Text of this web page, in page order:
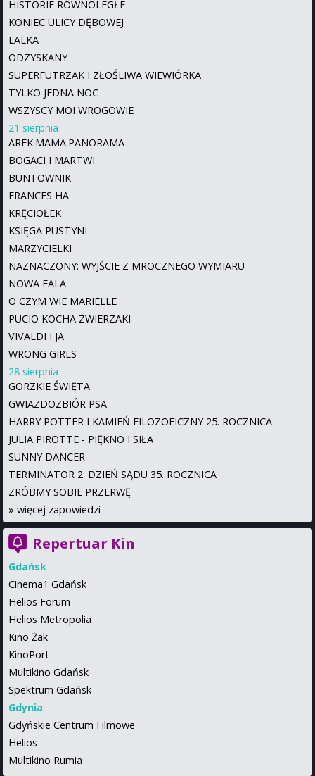
HISTORIE RÓWNOLEGŁE
KONIEC ULICY DĘBOWEJ
LALKA
ODZYSKANY
SUPERFUTRZAK I ZŁOŚLIWA WIEWIÓRKA
TYLKO JEDNA NOC
WSZYSCY MOI WROGOWIE
21 sierpnia
AREK.MAMA.PANORAMA
BOGACI I MARTWI
BUNTOWNIK
FRANCES HA
KRĘCIOŁEK
KSIĘGA PUSTYNI
MARZYCIELKI
NAZNACZONY: WYJŚCIE Z MROCZNEGO WYMIARU
NOWA FALA
O CZYM WIE MARIELLE
PUCIO KOCHA ZWIERZAKI
VIVALDI I JA
WRONG GIRLS
28 sierpnia
GORZKIE ŚWIĘTA
GWIAZDOZBIÓR PSA
HARRY POTTER I KAMIEŃ FILOZOFICZNY 25. ROCZNICA
JULIA PIROTTE - PIĘKNO I SIŁA
SUNNY DANCER
TERMINATOR 2: DZIEŃ SĄDU 35. ROCZNICA
ZRÓBMY SOBIE PRZERWĘ
» więcej zapowiedzi
Repertuar Kin
Gdańsk
Cinema1 Gdańsk
Helios Forum
Helios Metropolia
Kino Żak
KinoPort
Multikino Gdańsk
Spektrum Gdańsk
Gdynia
Gdyńskie Centrum Filmowe
Helios
Multikino Rumia